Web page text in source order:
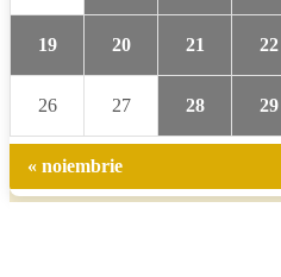
19 20 21 22
26 27 28 29
« noiembrie